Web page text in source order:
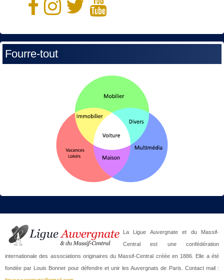
Fourre-tout
La Ligue Auvergnate et du Massif-
Central est une confédération
internationale des associations originaires du Massif-Central créée en 1886. Elle a été
fondée par Louis Bonnet pour défendre et unir les Auvergnats de Paris. Contact mail :